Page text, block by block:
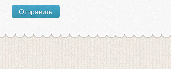
Отправить